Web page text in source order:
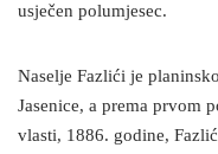
usječen polumjesec.
Naselje Fazlići je
Jasenice, a prema prvom
vlasti, 1886. godine,